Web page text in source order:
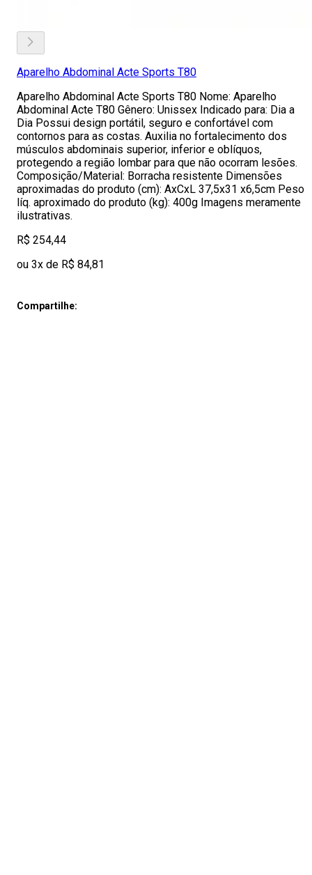
Aparelho Abdominal Acte Sports T80
Aparelho Abdominal Acte Sports T80 Nome: Aparelho
Abdominal Acte T80 Gênero: Unissex Indicado para: Dia a
Dia Possui design portátil, seguro e confortável com
contornos para as costas. Auxilia no fortalecimento dos
músculos abdominais superior, inferior e oblíquos,
protegendo a região lombar para que não ocorram lesões.
Composição/Material: Borracha resistente Dimensões
aproximadas do produto (cm): AxCxL 37,5x31 x6,5cm Peso
líq. aproximado do produto (kg): 400g Imagens meramente
ilustrativas.
R$ 254,44
ou 3x de R$ 84,81
Compartilhe: